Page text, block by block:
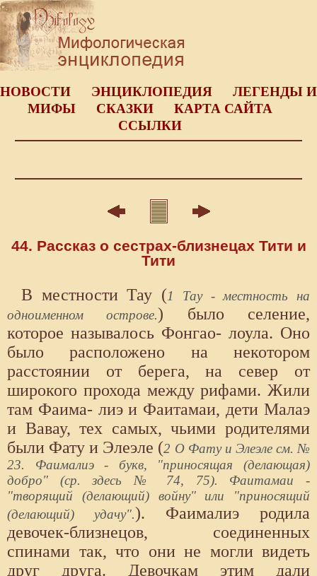
НОВОСТИ ЭНЦИКЛОПЕДИЯ
ЛЕГЕНДЫ И
МИФЫ
СКАЗКИ
КАРТА САЙТА
ССЫЛКИ
44. Рассказ о сестрах-близнецах Тити и
Тити
В местности Тау (1 Тау - местность на
одноименном острове.) было селение,
которое называлось Фонгао- лоула. Оно
было расположено на некотором
расстоянии от берега, на север от
широкого прохода между рифами. Жили
там Фаима- лиэ и Фаитамаи, дети Малаэ
и Вавау, тех самых, чьими родителями
были Фату и Элеэле (2 О Фату и Элеэле см. №
23. Фаималиэ - букв, "приносящая (делающая)
добро" (ср. здесь № 74, 75). Фаитамаи -
"творящий (делающий) войну" или "приносящий
(делающий) удачу".). Фаималиэ родила
девочек-близнецов, соединенных
спинами так, что они не могли видеть
друг друга. Девочкам этим дали